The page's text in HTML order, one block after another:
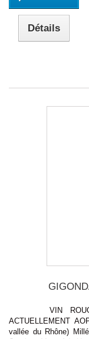
Détails
VIN ROUGE
ACTUELLEMENT
vallée du Rhône)